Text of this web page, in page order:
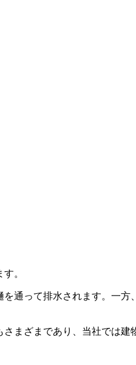
。
通って排水されます。一
まざまであり、当社では